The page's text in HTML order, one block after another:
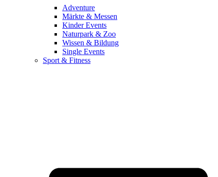
Adventure
Märkte & Messen
Kinder Events
Naturpark & Zoo
Wissen & Bildung
Single Events
Sport & Fitness